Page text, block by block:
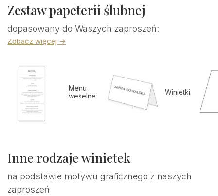
Zestaw papeterii ślubnej
dopasowany do Waszych zaproszeń:
Zobacz więcej ->
Menu
weselne
Winietki
Inne rodzaje winietek
na podstawie motywu graficznego z naszych
zaproszeń